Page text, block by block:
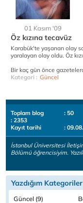
01 Kasım '09
Öz kızına tecavüz
Karabük'te yaşanan olay
yaralayan olay oldu. Öz
Bir kaç gün önce
Kategori : Güncel
Toplam blog
: 50
: 2353
Kayıt tarihi
:
İstanbul Üniversitesi
Bölümü öğrencisiyim.
Yazdığım Kategoriler
Güncel (9)